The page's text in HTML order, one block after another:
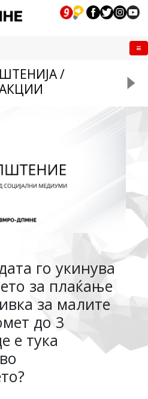
/
го укинува
за плаќање
за малите
до 3
е тука